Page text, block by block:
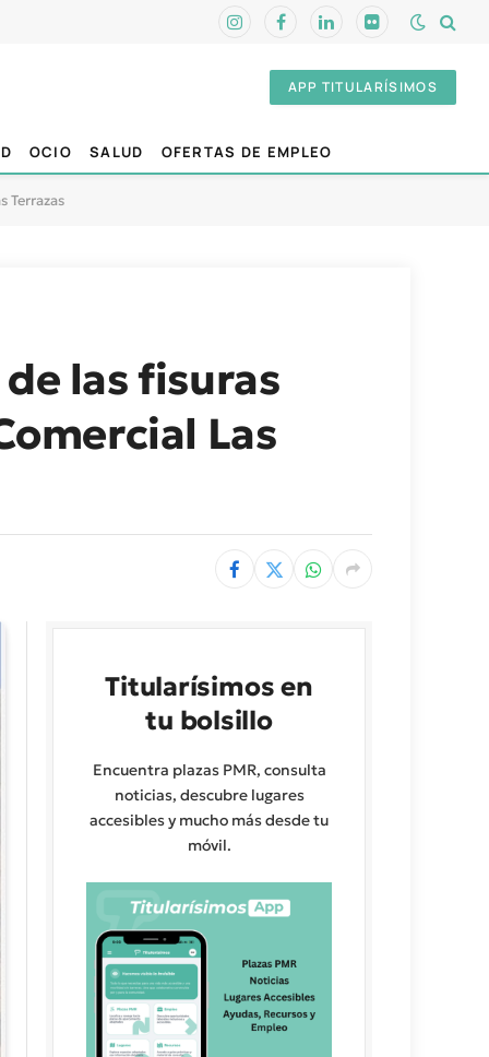
InstagramFacebookLinkedInFlickr
APP TITULARÍSIMOS
OCIO SALUD OFERTAS DE EMPLEO
Terrazas
las fisuras
Las
Titularísimos en
tu bolsillo
Encuentra plazas PMR, consulta
noticias, descubre lugares
accesibles y mucho más desde tu
móvil.